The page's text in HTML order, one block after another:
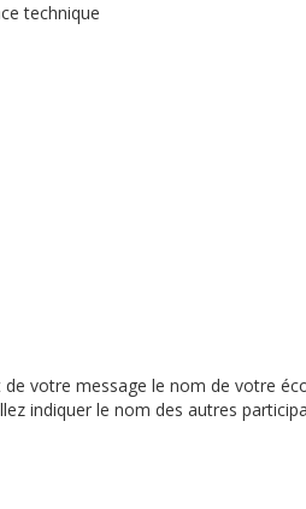
technique
votre message le nom de votre
indiquer le nom des autres